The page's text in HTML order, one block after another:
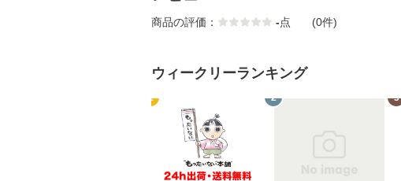
商品の評価： -点 (0件)
ウィークリーランキング
1 2 3